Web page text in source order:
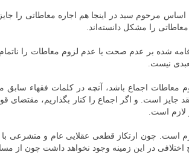
مرحوم سید در اینجا هم اجاره معاطاتی را
معاطاتی را مشکل دانسته‌اند.
شده بر عدم صحت یا عدم لزوم معاطات را
نیست.
معاطات اجماع باشد، آنچه در کلمات فقهاء
جایز است. و اگر اجماع را کنار بگذاریم،
لازم است.
چون ارتکاز قطعی عقلایی عام و متشرعی با
اختلافی در این زمینه وجود نخواهد داشت چون از